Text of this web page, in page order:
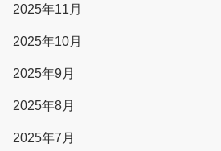
2025年11月
2025年10月
2025年9月
2025年8月
2025年7月